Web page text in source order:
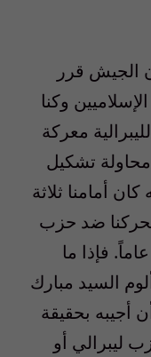
الجيش قرر
وكنا
معركة
محاولة تشكيل
أمامنا ثلاثة
ضد حزب
فإذا ما
السيد مبارك
أجيبه بحقيقة
ليبرالي أو